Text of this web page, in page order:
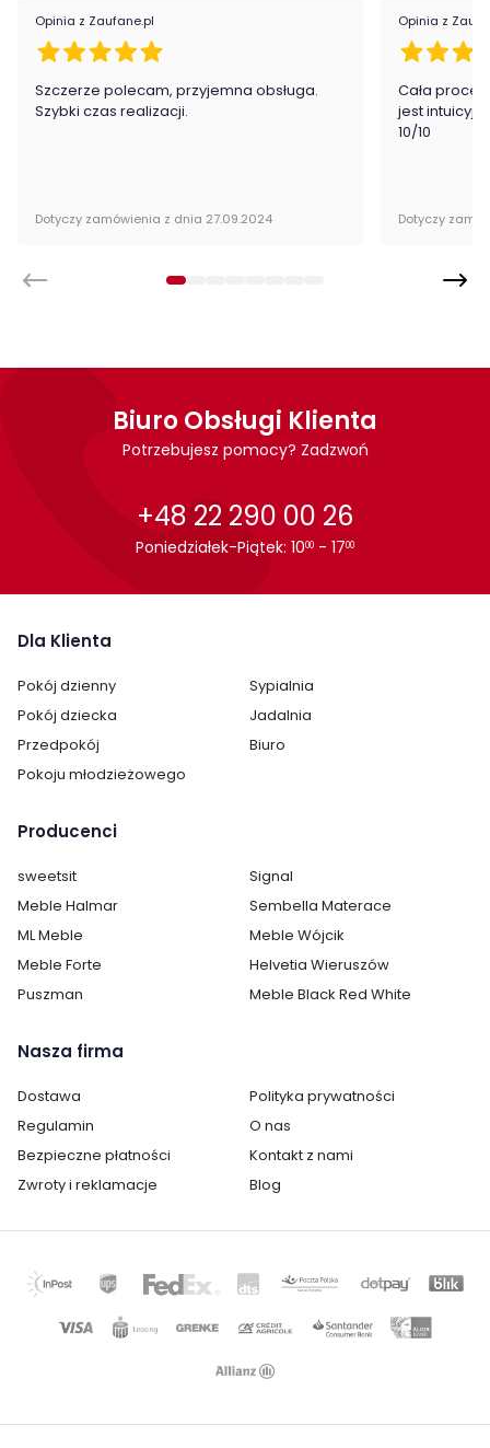
płyta fornirowana
fronty z litego drewna
Montaż
Cechy charakterystyczne
Szerokość: 160 cm
Wysokość: 23 cm
Głębokość:
Styl: nowoczesny
Pokój: Sypialnia
Kategoria: Komody, regały, witryny i półki
Kolor / wzór :
Czarny
Opinia z Zaufane.pl
Szczerze polecam, przyjemna obsługa.
Szybki czas realizacji.
Dotyczy zamówienia z dnia 27.09.2024
Opinia z
Cała
jest
10/10
Dotyczy
Biuro Obsługi Klienta
Potrzebujesz pomocy? Zadzwoń
+48 22 290 00 26
Poniedziałek-Piątek: 1000 - 1700
Dla Klienta
Pokój dzienny
Sypialnia
Pokój dziecka
Jadalnia
Przedpokój
Biuro
Pokoju młodzieżowego
Producenci
sweetsit
Signal
Meble Halmar
Sembella Materace
ML Meble
Meble Wójcik
Meble Forte
Helvetia Wieruszów
Puszman
Meble Black Red White
Nasza firma
Dostawa
Polityka prywatności
Regulamin
O nas
Bezpieczne płatności
Kontakt z nami
Zwroty i reklamacje
Blog